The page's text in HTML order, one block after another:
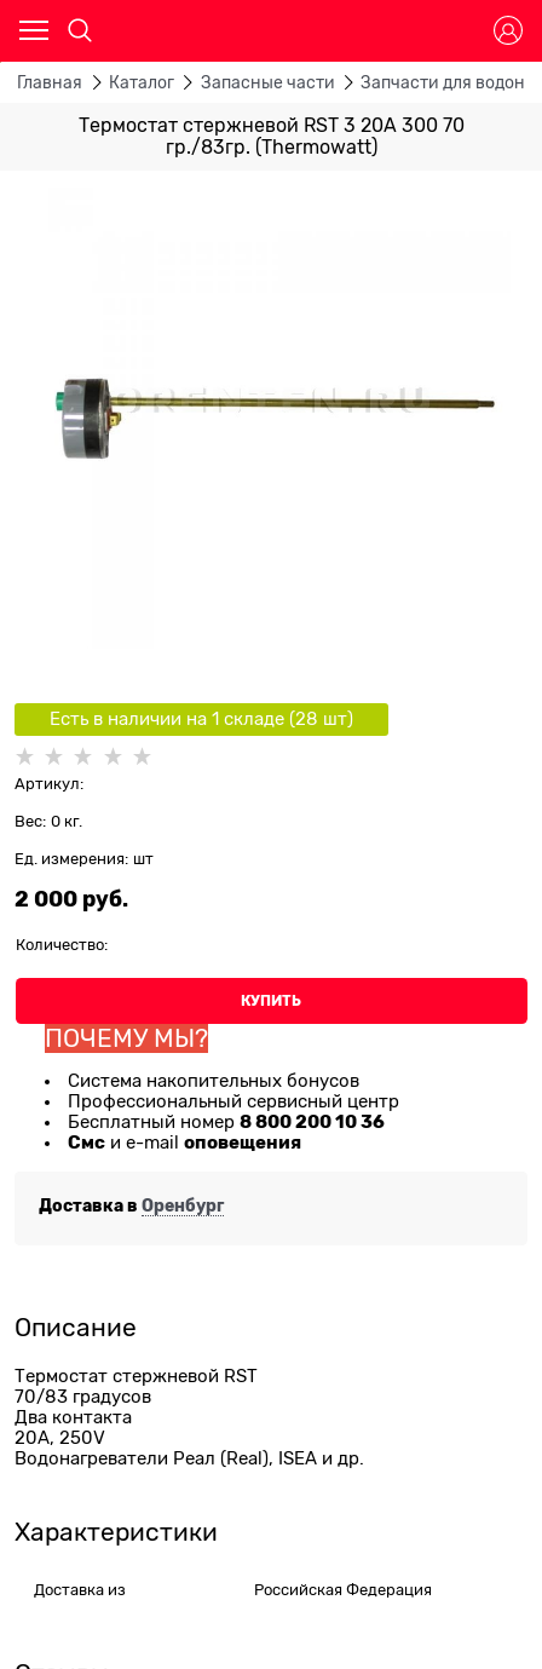
Главная Каталог Запасные части Запчасти для
Термостат стержневой RST 3 20А 300 70
гр./83гр. (Thermowatt)
Есть в наличии на 1 складe (28 шт)
Артикул:
Вес: 0 кг.
Ед. измерения: шт
2 000 руб.
Количество:
КУПИТЬ
ПОЧЕМУ МЫ?
Система накопительных бонусов
Профессиональный сервисный центр
Бесплатный номер 8 800 200 10 36
Смс и e-mail оповещения
Доставка в Оренбург
Описание
Термостат стержневой RST
70/83 градусов
Два контакта
20A, 250V
Водонагреватели Реал (Real), ISEA и др.
Характеристики
Доставка из Российская Федерация